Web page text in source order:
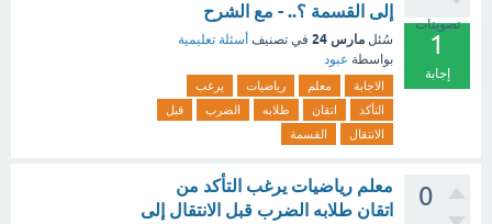
تصويتات
1
إجابة
إلى القسمة ؟.. - مع الشرح
سُئل مارس 24 في تصنيف أسئلة تعليمية
بواسطة عبود
الاجابة معلم رياضيات
يرغب
التأكد
اتقان طلابه الضرب
قبل
الانتقال
القسمة
0
معلم رياضيات يرغب التأكد من
اتقان طلابه الضرب قبل الانتقال إلى